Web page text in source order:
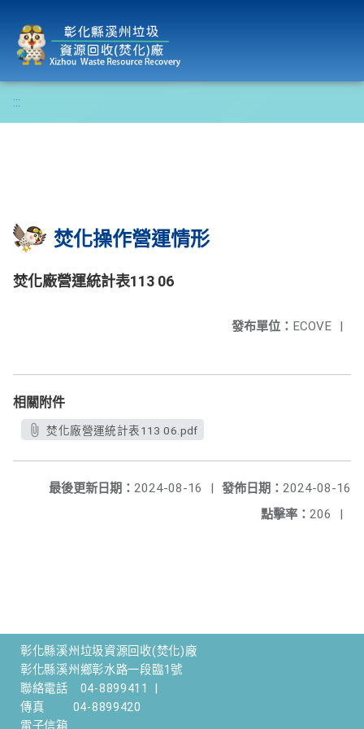
:::
焚化操作營運情形
焚化廠營運統計表113 06
發布單位： ECOVE |
相關附件
焚化廠營運統計表113 06.pdf
發佈日期： 2024-08-16
最後更新日期： 2024-08-16
|
點擊率： 206 |
彰化縣溪州垃圾資源回收(焚化)廠
彰化縣溪州鄉彰水路一段臨1號
聯絡電話
04-8899411
傳真
04-8899420
電子信箱